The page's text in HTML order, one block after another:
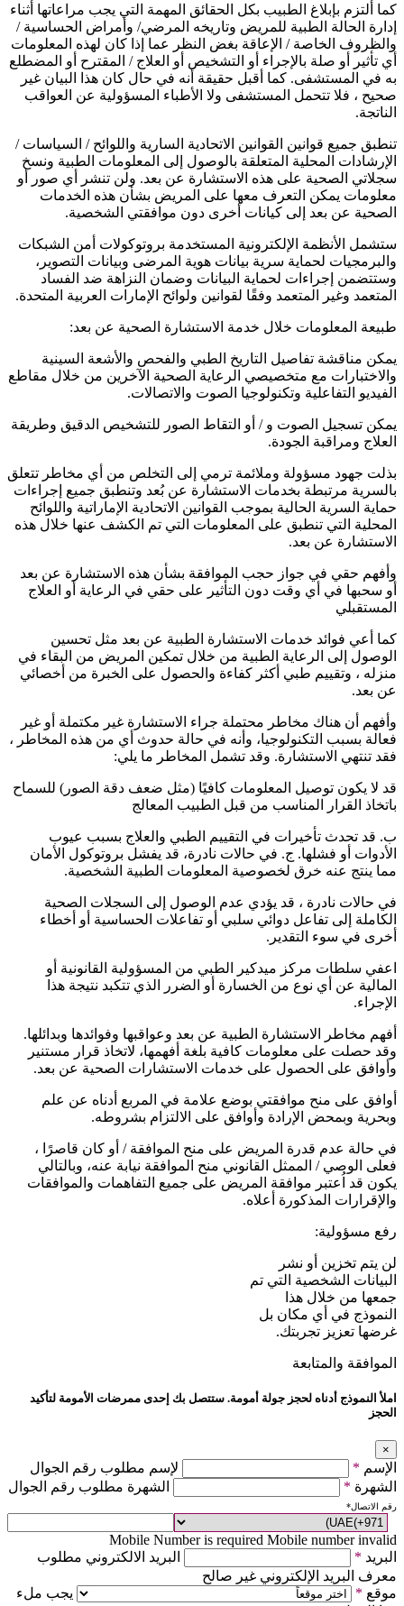
كما ألتزم بإبلاغ الطبيب بكل الحقائق المهمة التي يجب مراعاتها أثناء
إدارة الحالة الطبية للمريض وتاريخه المرضي/ وأمراض الحساسية /
والظروف الخاصة / الإعاقة بغض النظر عما إذا كان لهذه المعلومات
أي تأثير أو صلة بالإجراء أو التشخيص أو العلاج / المقترح أو المضطلع
به في المستشفى. كما أقبل حقيقة أنه في حال كان هذا البيان غير
صحيح ، فلا تتحمل المستشفى ولا الأطباء المسؤولية عن العواقب
الناتجة.
تنطبق جميع قوانين القوانين الاتحادية السارية واللوائح / السياسات /
الإرشادات المحلية المتعلقة بالوصول إلى المعلومات الطبية ونسخ
سجلاتي الصحية على هذه الاستشارة عن بعد. ولن تنشر أي صور أو
معلومات يمكن التعرف معها على المريض بشأن هذه الخدمات
الصحية عن بعد إلى كيانات أخرى دون موافقتي الشخصية.
ستشمل الأنظمة الإلكترونية المستخدمة بروتوكولات أمن الشبكات
والبرمجيات لحماية سرية بيانات هوية المرضى وبيانات التصوير،
وستتضمن إجراءات لحماية البيانات وضمان النزاهة ضد الفساد
المتعمد وغير المتعمد وفقًا لقوانين ولوائح الإمارات العربية المتحدة.
طبيعة المعلومات خلال خدمة الاستشارة الصحية عن بعد:
يمكن مناقشة تفاصيل التاريخ الطبي والفحص والأشعة السينية
والاختبارات مع متخصيصي الرعاية الصحية الآخرين من خلال مقاطع
الفيديو التفاعلية وتكنولوجيا الصوت والاتصالات.
يمكن تسجيل الصوت و / أو التقاط الصور للتشخيص الدقيق وطريقة
العلاج ومراقبة الجودة.
بذلت جهود مسؤولة وملائمة ترمي إلى التخلص من أي مخاطر تتعلق
بالسرية مرتبطة بخدمات الاستشارة عن بُعد وتنطبق جميع إجراءات
حماية السرية الحالية بموجب القوانين الاتحادية الإماراتية واللوائح
المحلية التي تنطبق على المعلومات التي تم الكشف عنها خلال هذه
الاستشارة عن بعد.
وأفهم حقي في جواز حجب الموافقة بشأن هذه الاستشارة عن بعد
أو سحبها في أي وقت دون التأثير على حقي في الرعاية أو العلاج
المستقبلي
كما أعي فوائد خدمات الاستشارة الطبية عن بعد مثل تحسين
الوصول إلى الرعاية الطبية من خلال تمكين المريض من البقاء في
منزله ، وتقييم طبي أكثر كفاءة والحصول على الخبرة من أخصائي
عن بعد.
وأفهم أن هناك مخاطر محتملة جراء الاستشارة غير مكتملة أو غير
فعالة بسبب التكنولوجيا، وأنه في حالة حدوث أي من هذه المخاطر ،
فقد تنتهي الاستشارة. وقد تشمل المخاطر ما يلي:
قد لا يكون توصيل المعلومات كافيًا (مثل ضعف دقة الصور) للسماح
باتخاذ القرار المناسب من قبل الطبيب المعالج
ب. قد تحدث تأخيرات في التقييم الطبي والعلاج بسبب عيوب
الأدوات أو فشلها. ج. في حالات نادرة، قد يفشل بروتوكول الأمان
مما ينتج عنه خرق لخصوصية المعلومات الطبية الشخصية.
في حالات نادرة ، قد يؤدي عدم الوصول إلى السجلات الصحية
الكاملة إلى تفاعل دوائي سلبي أو تفاعلات الحساسية أو أخطاء
أخرى في سوء التقدير.
اعفي سلطات مركز ميدكير الطبي من المسؤولية القانونية أو
المالية عن أي نوع من الخسارة أو الضرر الذي تتكبد نتيجة هذا
الإجراء.
أفهم مخاطر الاستشارة الطبية عن بعد وعواقبها وفوائدها وبدائلها.
وقد حصلت على معلومات كافية بلغة أفهمها، لاتخاذ قرار مستنير
وأوافق على الحصول على خدمات الاستشارات الصحية عن بعد.
أوافق على منح موافقتي بوضع علامة في المربع أدناه عن علم
وبحرية وبمحض الإرادة وأوافق على الالتزام بشروطه.
في حالة عدم قدرة المريض على منح الموافقة / أو كان قاصرًا ،
فعلى الوصي / الممثل القانوني منح الموافقة نيابة عنه، وبالتالي
يكون قد اُعتبر موافقة المريض على جميع التفاهمات والموافقات
والإقرارات المذكورة أعلاه.
رفع مسؤولية:
لن يتم تخزين أو نشر
البيانات الشخصية التي تم
جمعها من خلال هذا
النموذج في أي مكان بل
غرضها تعزيز تجربتك.
الموافقة والمتابعة
املأ النموذج أدناه لحجز جولة أمومة. ستتصل بك إحدى ممرضات الأمومة لتأكيد
الحجز
×
الإسم *
لإسم مطلوب رقم الجوال
الشهرة * الشهرة مطلوب رقم الجوال
رقم الاتصال*
Mobile Number is required Mobile number invalid
البريد *
البريد الالكتروني مطلوب
معرف البريد الإلكتروني غير صالح
موقع *
يجب ملء